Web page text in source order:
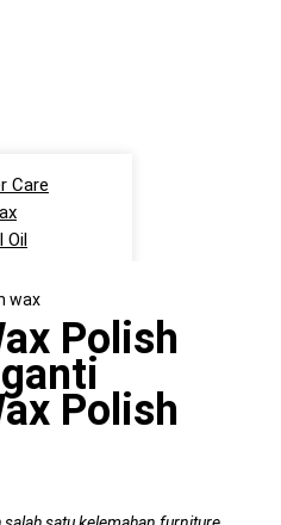
Care
Oil
Polish
Polish